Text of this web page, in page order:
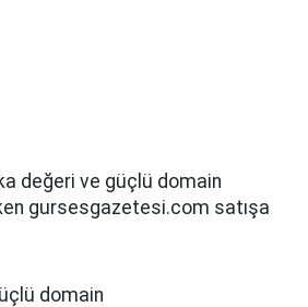
değeri ve güçlü domain
gursesgazetesi.com satışa
domain